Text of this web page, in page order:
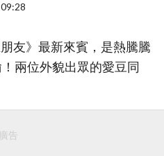
友》最新來賓，是熱騰騰
兩位外貌出眾的愛豆同
廣告